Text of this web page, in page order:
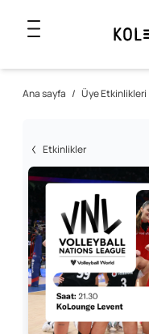
Ana sayfa / Üye Etkinlikleri
Etkinlikler